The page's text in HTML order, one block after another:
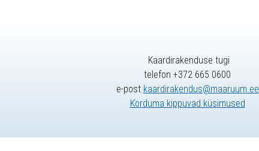
Kaardirakenduse tugi
telefon +372 665 0600
e-post kaardirakendus@maaruum.ee
Korduma kippuvad küsimused